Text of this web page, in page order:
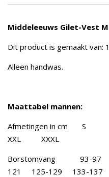
Middeleeuws Gilet-Vest
Dit product is gemaakt van:
Alleen handwas.
Maattabel mannen:
Afmetingen
XXL XXXL
Borstomvang 93-97
121 125-129 133-137